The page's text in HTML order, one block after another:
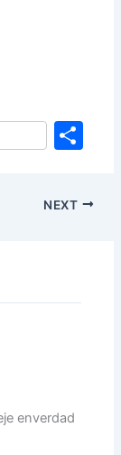
ar
NEXT
enverdad